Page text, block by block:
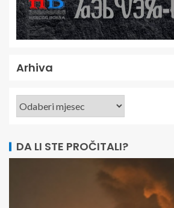
Arhiva
DA LI STE PROČITALI?